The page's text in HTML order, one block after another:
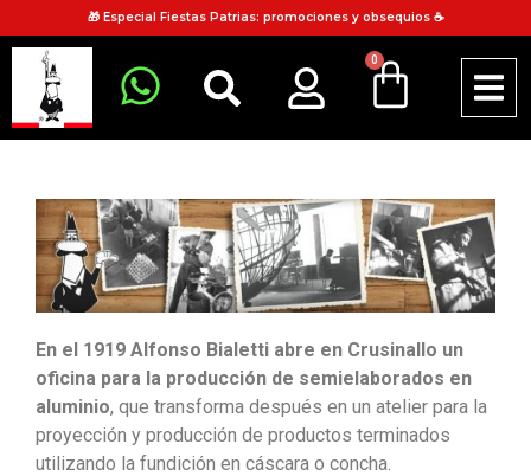
🎁 Especial Fiestas Patrias: promociones y obsequios ☕
0
En el 1919 Alfonso Bialetti abre en Crusinallo un
oficina para la producción de semielaborados en
aluminio, que transforma después en un atelier para la
proyección y producción de productos terminados
utilizando la fundición en cáscara o concha.